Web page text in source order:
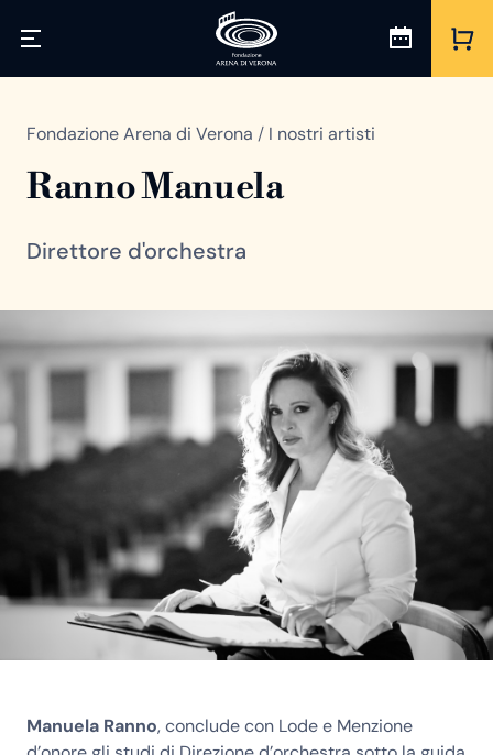
Fondazione Arena di Verona / I nostri artisti
Ranno Manuela
Direttore d'orchestra
Manuela Ranno, conclude con Lode e Menzione